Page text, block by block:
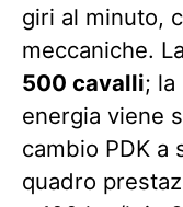
giri al minuto,
meccaniche.
500 cavalli; la
energia viene
cambio PDK a
quadro